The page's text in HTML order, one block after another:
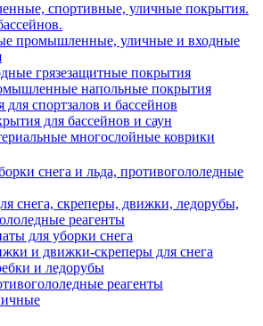
спортивные, уличные покрытия.
промышленные, уличные и входные
грязезащитные покрытия
напольные покрытия
спортзалов и бассейнов
для бассейнов и саун
многослойные коврики
снега и льда, противогололедные
снега, скреперы, движки, ледорубы,
реагенты
для уборки снега
и движки-скреперы для снега
и ледорубы
реагенты